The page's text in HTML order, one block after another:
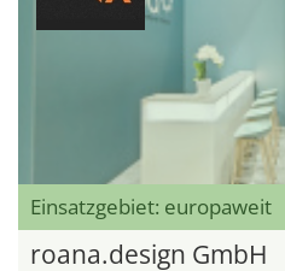
Einsatzgebiet: europaweit
roana.design GmbH